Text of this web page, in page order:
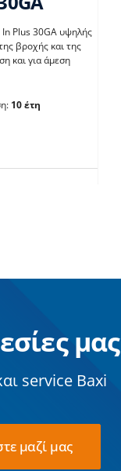
30GA
ΖΝX
In Plus 30GA υψηλής
βροχής και της
και για άμεση
10 έτη
μας
service Baxi
μαζί μας